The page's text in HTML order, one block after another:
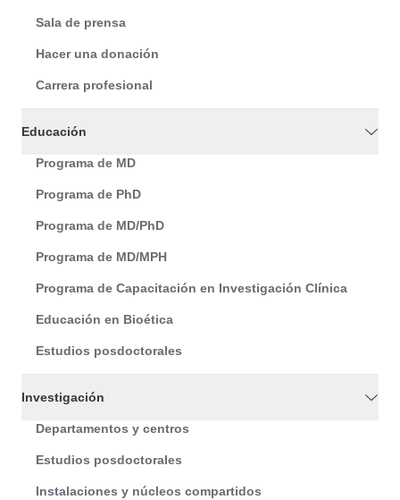
Sala de prensa
Hacer una donación
Carrera profesional
Educación
Programa de MD
Programa de PhD
Programa de MD/PhD
Programa de MD/MPH
Programa de Capacitación en Investigación Clínica
Educación en Bioética
Estudios posdoctorales
Investigación
Departamentos y centros
Estudios posdoctorales
Instalaciones y núcleos compartidos